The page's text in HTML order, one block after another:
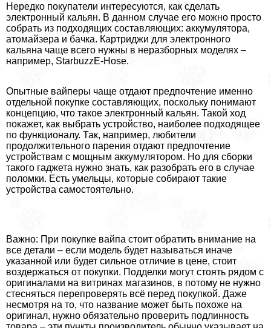
Нередко покупатели интересуются, как сделать
электронный кальян. В данном случае его можно просто
собрать из подходящих составляющих: аккумулятора,
атомайзера и бачка. Картриджи для электронного
кальяна чаще всего нужны в неразборных моделях –
например, StarbuzzE-Hose.
Опытные вайперы чаще отдают предпочтение именно
отдельной покупке составляющих, поскольку понимают
концепцию, что такое электронный кальян. Такой ход
покажет, как выбрать устройство, наиболее подходящее
по функционалу. Так, например, любители
продолжительного парения отдают предпочтение
устройствам с мощным аккумулятором. Но для сборки
такого гаджета нужно знать, как разобрать его в случае
поломки. Есть умельцы, которые собирают такие
устройства самостоятельно.
Важно: При покупке вайпа стоит обратить внимание на
все детали – если модель будет называться иначе
указанной или будет сильное отличие в цене, стоит
воздержаться от покупки. Подделки могут стоять рядом с
оригиналами на витринах магазинов, в потому не нужно
стесняться перепроверять всё перед покупкой. Даже
несмотря на то, что название может быть похоже на
оригинал, нужно обязательно проверить подлинность